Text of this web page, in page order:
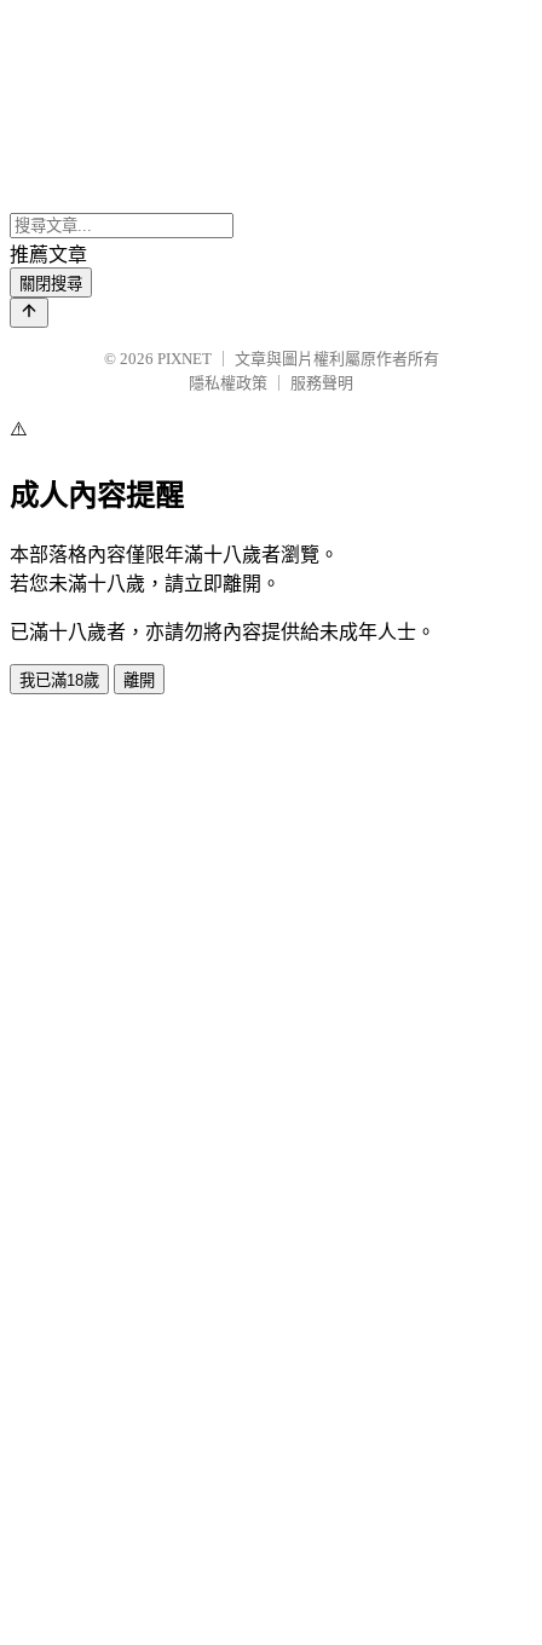
推薦文章
關閉搜尋
© 2026 PIXNET
文章與圖片權利屬原作者所有
隱私權政策
服務聲明
⚠️
成人內容提醒
本部落格內容僅限年滿十八歲者瀏覽。
若您未滿十八歲，請立即離開。
已滿十八歲者，亦請勿將內容提供給未成年人士。
我已滿18歲 離開